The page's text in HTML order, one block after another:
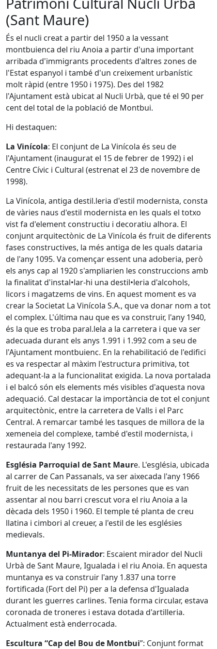
(Sant Maure)
És el nucli creat a partir del 1950 a la vessant
montbuienca del riu Anoia a partir d'una important
arribada d'immigrants procedents d'altres zones de
l'Estat espanyol i també d'un creixement urbanístic
molt ràpid (entre 1950 i 1975). Des del 1982
l'Ajuntament està ubicat al Nucli Urbà, que té el 90 per
cent del total de la població de Montbui.
Hi destaquen:
La Vinícola: El conjunt de La Vinícola és seu de
l'Ajuntament (inaugurat el 15 de febrer de 1992) i el
Centre Cívic i Cultural (estrenat el 23 de novembre de
1998).
La Vinícola, antiga destil.leria d'estil modernista, consta
de vàries naus d'estil modernista en les quals el totxo
vist fa d'element constructiu i decoratiu alhora. El
conjunt arquitectònic de La Vinícola és fruit de diferents
fases constructives, la més antiga de les quals dataria
de l'any 1095. Va començar essent una adoberia, però
els anys cap al 1920 s'ampliarien les construccions amb
la finalitat d'instal•lar-hi una destil•leria d'alcohols,
licors i magatzems de vins. En aquest moment es va
crear la Societat La Vinícola S.A., que va donar nom a tot
el complex. L'última nau que es va construir, l'any 1940,
és la que es troba paral.lela a la carretera i que va ser
adecuada durant els anys 1.991 i 1.992 com a seu de
l'Ajuntament montbuienc. En la rehabilitació de l'edifici
es va respectar al màxim l'estructura primitiva, tot
adequant-la a la funcionalitat exigida. La nova portalada
i el balcó són els elements més visibles d'aquesta nova
adequació. Cal destacar la importància de tot el conjunt
arquitectònic, entre la carretera de Valls i el Parc
Central. A remarcar també les tasques de millora de la
xemeneia del complexe, també d'estil modernista, i
restaurada l'any 1992.
Església Parroquial de Sant Maure. L'església, ubicada
al carrer de Can Passanals, va ser aixecada l'any 1966
fruit de les necessitats de les persones que es van
assentar al nou barri crescut vora el riu Anoia a la
dècada dels 1950 i 1960. El temple té planta de creu
llatina i cimbori al creuer, a l'estil de les esglésies
medievals.
Muntanya del Pi-Mirador: Escaient mirador del Nucli
Urbà de Sant Maure, Igualada i el riu Anoia. En aquesta
muntanya es va construir l'any 1.837 una torre
fortificada (Fort del Pi) per a la defensa d'Igualada
durant les guerres carlines. Tenia forma circular, estava
coronada de troneres i estava dotada d'artilleria.
Actualment està enderrocada.
Escultura “Cap del Bou de Montbui”: Conjunt format